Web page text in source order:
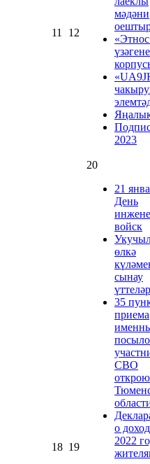
11 12
мәдәни
2023
18 19
20
21
День
войск
өлкә
сынау
үттеләр
35
приема
СВО
о
2022